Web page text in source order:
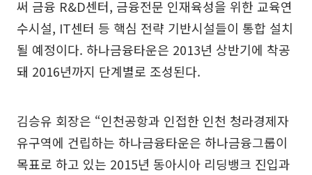
써 금융 R&D센터, 금융전문 인재육성을 위한 교육연
수시설, IT센터 등 핵심 전략 기반시설들이 통합 설치
될 예정이다. 하나금융타운은 2013년 상반기에 착공
돼 2016년까지 단계별로 조성된다.
김승유 회장은 “인천공항과 인접한 인천 청라경제자
유구역에 건립하는 하나금융타운은 하나금융그룹이
목표로 하고 있는 2015년 동아시아 리딩뱅크 진입과